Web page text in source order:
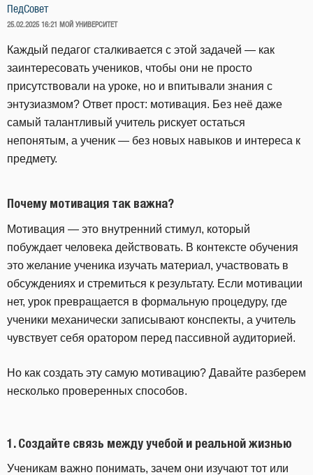
ПедСовет
ОПУБЛИКОВАНО
25.02.2025 16:21 МОЙ УНИВЕРСИТЕТ
Каждый педагог сталкивается с этой задачей — как
заинтересовать учеников, чтобы они не просто
присутствовали на уроке, но и впитывали знания с
энтузиазмом? Ответ прост: мотивация. Без неё даже
самый талантливый учитель рискует остаться
непонятым, а ученик — без новых навыков и интереса к
предмету.
Почему мотивация так важна?
Мотивация — это внутренний стимул, который
побуждает человека действовать. В контексте обучения
это желание ученика изучать материал, участвовать в
обсуждениях и стремиться к результату. Если мотивации
нет, урок превращается в формальную процедуру, где
ученики механически записывают конспекты, а учитель
чувствует себя оратором перед пассивной аудиторией.
Но как создать эту самую мотивацию? Давайте разберем
несколько проверенных способов.
1.Создайте связь между учебой и реальной жизнью
Ученикам важно понимать, зачем они изучают тот или